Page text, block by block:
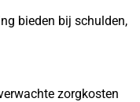
bieden bij schulden,
zorgkosten